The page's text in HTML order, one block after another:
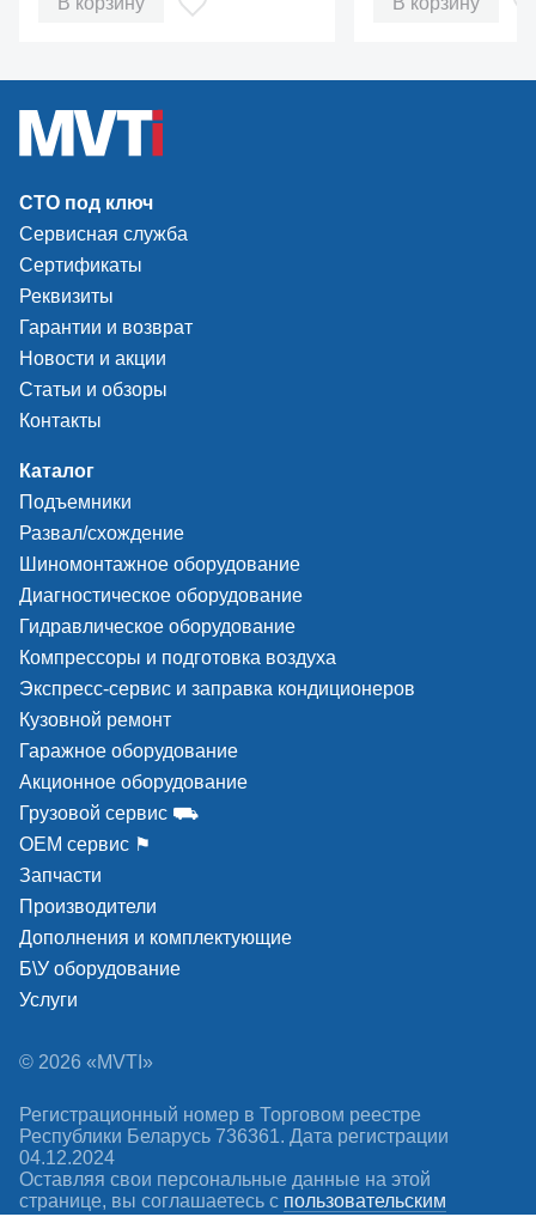
СТО под ключ
Сервисная служба
Сертификаты
Реквизиты
Гарантии и возврат
Новости и акции
Статьи и обзоры
Контакты
Каталог
Подъемники
Развал/схождение
Шиномонтажное оборудование
Диагностическое оборудование
Гидравлическое оборудование
Компрессоры и подготовка воздуха
Экспресс-сервис и заправка кондиционеров
Кузовной ремонт
Гаражное оборудование
Акционное оборудование
Грузовой сервис ⛟
ОЕМ сервис ⚑
Запчасти
Производители
Дополнения и комплектующие
Б\У оборудование
Услуги
© 2026 «MVTI»
Регистрационный номер в Торговом реестре
Республики Беларусь 736361. Дата регистрации
04.12.2024
Оставляя свои персональные данные на этой
странице, вы соглашаетесь c пользовательским